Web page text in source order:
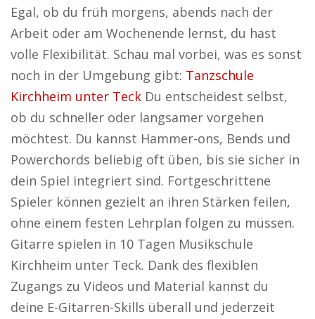
Egal, ob du früh morgens, abends nach der
Arbeit oder am Wochenende lernst, du hast
volle Flexibilität. Schau mal vorbei, was es sonst
noch in der Umgebung gibt: Tanzschule
Kirchheim unter Teck Du entscheidest selbst,
ob du schneller oder langsamer vorgehen
möchtest. Du kannst Hammer-ons, Bends und
Powerchords beliebig oft üben, bis sie sicher in
dein Spiel integriert sind. Fortgeschrittene
Spieler können gezielt an ihren Stärken feilen,
ohne einem festen Lehrplan folgen zu müssen.
Gitarre spielen in 10 Tagen Musikschule
Kirchheim unter Teck. Dank des flexiblen
Zugangs zu Videos und Material kannst du
deine E-Gitarren-Skills überall und jederzeit